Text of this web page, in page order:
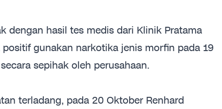
dengan hasil tes medis dari Klinik Pratama
gunakan narkotika jenis morfin pada 19
sepihak oleh perusahaan.
terladang, pada 20 Oktober Renhard